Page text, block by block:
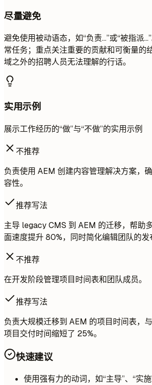
尽量避免
避免使用被动语态，如“负责...”或“被指派
常任务；重点关注重要的贡献和可衡量的
域之外的招聘人员无法理解的行话。
实用示例
展示工作经历的“做”与“不做”的实用示例
不推荐
负责使用 AEM 创建内容管理解决方案，
容性。
推荐写法
主导 legacy CMS 到 AEM 的迁移，帮助
面速度提升 80%，同时简化编辑团队的发
不推荐
在开发阶段管理项目时间表和团队成员。
推荐写法
负责大规模迁移到 AEM 的项目时间表，
项目交付时间缩短了 25%。
快速建议
使用强有力的动词，如“主导”、“实